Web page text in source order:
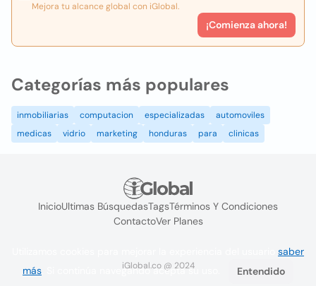
Mejora tu alcance global con iGlobal.
¡Comienza ahora!
Categorías más populares
inmobiliarias computacion especializadas
automoviles
medicas
vidrio marketing honduras para clinicas
InicioUltimas BúsquedasTagsTérminos Y Condiciones
ContactoVer Planes
iGlobal.co @ 2024
saber
más . Si continúa navegando acepta su uso. Entendido